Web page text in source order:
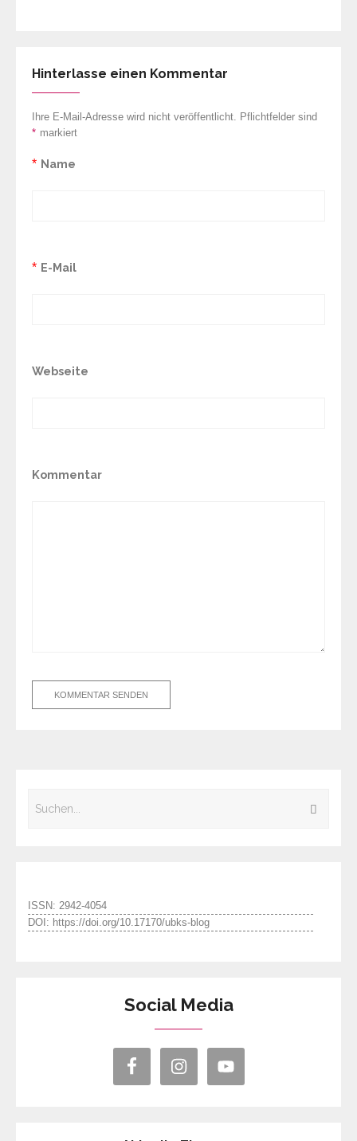
Hinterlasse einen Kommentar
Ihre E-Mail-Adresse wird nicht veröffentlicht. Pflichtfelder sind
markiert
*
Name
*
E-Mail
*
Webseite
Kommentar
ISSN: 2942-4054
DOI: https://doi.org/10.17170/ubks-blog
Social Media